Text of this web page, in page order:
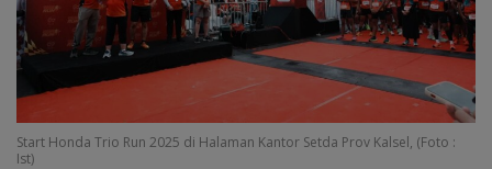
Start Honda Trio Run 2025 di Halaman Kantor Setda Prov Kalsel, (Foto :
Ist)